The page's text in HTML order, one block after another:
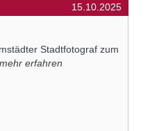
15.10.2025
Stadtfotograf zum
erfahren